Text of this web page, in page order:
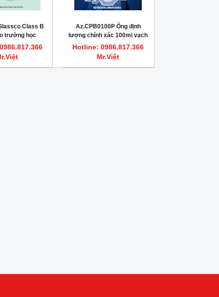
Dung dịch vệ sinh bơm tiêm sắc ký
HPLC, GC HAMILTON
Hotline: 0986.817.366 Mr.Việt
FLASH POINT REFERENCE
Hotline:
Class B
trường học
Az.CPB0100P Ống định
lượng chính xác 100ml vạch
xanh Azlon
Hotline: 0986.817.366
Mr.Việt